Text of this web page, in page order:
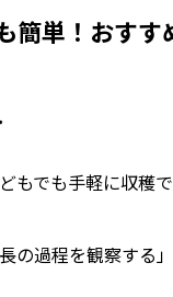
簡単！おすす
もでも手軽に収穫
の過程を観察する